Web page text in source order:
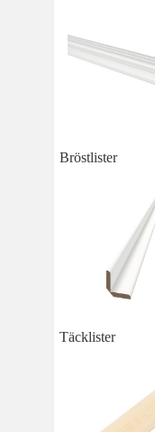
Bröstlister
Täcklister